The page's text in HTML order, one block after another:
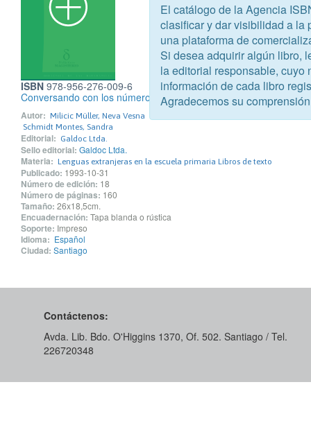
ISBN 978-956-276-009-6
Conversando con los números
Autor: Milicic Müller, Neva Vesna
Schmidt Montes, Sandra
Editorial: Galdoc Ltda.
Sello editorial: Galdoc Ltda.
Materia: Lenguas extranjeras en la escuela primaria Libros de texto
Publicado: 1993-10-31
Número de edición: 18
Número de páginas: 160
Tamaño: 26x18,5cm.
Encuadernación: Tapa blanda o rústica
Soporte: Impreso
Idioma: Español
Ciudad: Santiago
Contáctenos:
Avda. Lib. Bdo. O'Higgins 1370, Of. 502. Santiago / Tel.
226720348
El catálogo de la Agencia
clasificar y dar visibilidad a la
una plataforma de
Si desea adquirir algún libro,
la editorial responsable, cuyo
información de cada libro
Agradecemos su